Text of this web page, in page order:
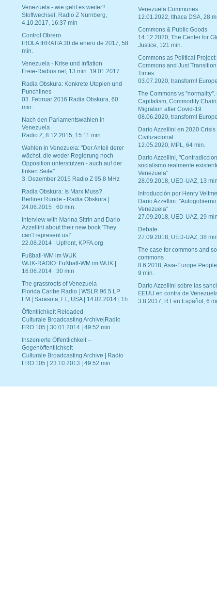
Venezuela - wie geht es weiter?
Stoffwechsel, Radio Z Nürnberg,
4.10.2017, 16:37 min
Control Obrero
IROLA IRRATIA 30 de enero de 2017, 58
min.
Venezuela - Krise und Inflation
Freie-Radios.net, 13 min. 19.01.2017
Radia Obskura: Konkrete Utopien und
Punchlines
03. Februar 2016 Radia Obskura, 60
min.
Nach den Parlamentswahlen in
Venezuela
Radio Z, 8.12.2015, 15:11 min
Wahlen in Venezuela: "Der Anteil derer
wächst, die weder Regierung noch
Opposition unterstützen - auch auf der
linken Seite"
3. Dezember 2015 Radio Z 95.8 MHz
Radia Obskura: Is Marx Muss?
Berliner Runde - Radia Obskura |
24.06.2015 | 60 min.
Interview with Marina Sitrin and Dario
Azzellini about their new book 'They
can't represent us!'
22.08.2014 | Upfront, KPFA.org
Fußball-WM im WUK
WUK-RADIO: Fußball-WM im WUK |
16.06.2014 | 30 min
The grassroots of Venezuela
Florida Caribe Radio | WSLR 96.5 LP
FM | Sarasota, FL, USA | 14.02.2014 | 1h
Öffentlichkeit Reloaded
Culturale Broadcasting Archive|Radio
FRO 105 | 30.01.2014 | 49:52 min
Inszenierte Öffentlichkeit –
Gegenöffentlichkeit
Culturale Broadcasting Archive | Radio
FRO 105 | 23.10.2013 | 49:52 min
Venezuela Communes
12.01.2022, Ithaca DSA, 28
Commons & Public Goods
14.12.2020, The Center for
Justice, 121 min.
Commons as Political Project:
Commons and Just
Times
03.07.2020, transform!
The Commons vs "normality".
Capitalism, Commodity
Migration after Covid-19
08.06.2020, transform!
Dario Azzellini en 2020 Crisis
Civilizacional
12.05.2020, MPL, 64 min.
Dario Azzellini,
socialismo realmente
Venezuela"
28.09.2018, UED-UAZ, 13
Introducción por Henry
Dario Azzellini:
Venezuela"
27.09.2018, UED-UAZ, 29
Debate
27.09.2018, UED-UAZ, 38
The case for commons and
commons
8.6.2018, Asia-Europe
9 min.
Dario Azzellini sobre las
EEUU en contra de
3.8.2017, RT en Español, 6